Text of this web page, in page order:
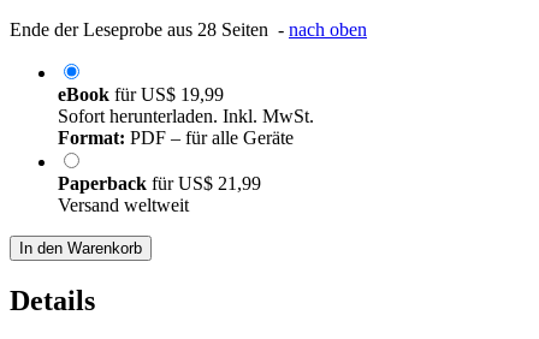
Ende der Leseprobe aus 28 Seiten - nach oben
eBook fürUS$ 19,99
Sofort herunterladen. Inkl. MwSt.
Format: PDF – für alle Geräte
Paperback fürUS$ 21,99
Versand weltweit
In den Warenkorb
Details